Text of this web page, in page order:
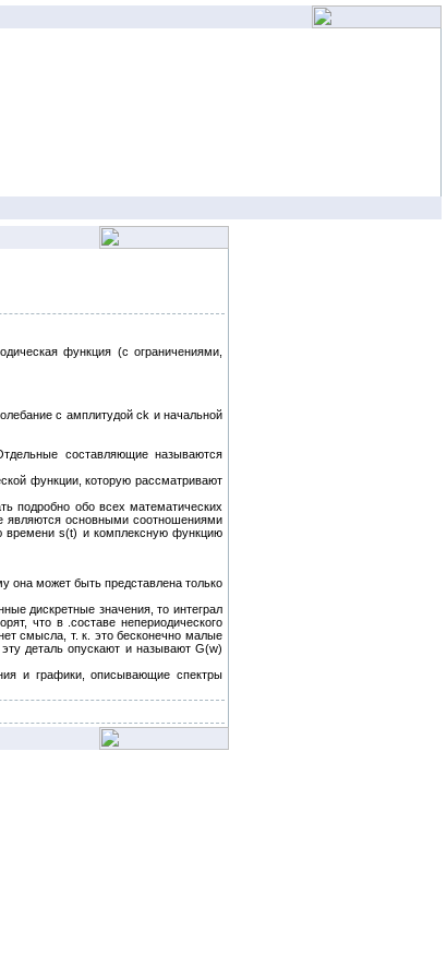
функция (с ограничениями,
с амплитудой сk и начальной
составляющие называются
функции, которую рассматривают
подробно обо всех математических
являются основными соотношениями
времени s(t) и комплексную функцию
она может быть представлена только
дискретные значения, то интеграл
что в .составе непериодического
смысла, т. к. это бесконечно малые
деталь опускают и называют G(w)
и графики, описывающие спектры